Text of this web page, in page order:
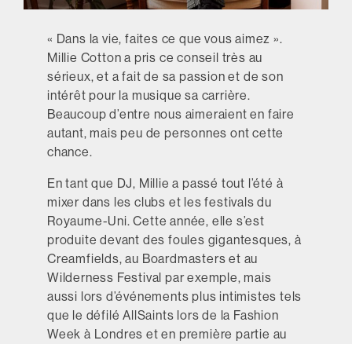
« Dans la vie, faites ce que vous aimez ».
Millie Cotton a pris ce conseil très au
sérieux, et a fait de sa passion et de son
intérêt pour la musique sa carrière.
Beaucoup d’entre nous aimeraient en faire
autant, mais peu de personnes ont cette
chance.
En tant que DJ, Millie a passé tout l’été à
mixer dans les clubs et les festivals du
Royaume-Uni. Cette année, elle s’est
produite devant des foules gigantesques, à
Creamfields, au Boardmasters et au
Wilderness Festival par exemple, mais
aussi lors d’événements plus intimistes tels
que le défilé AllSaints lors de la Fashion
Week à Londres et en première partie au